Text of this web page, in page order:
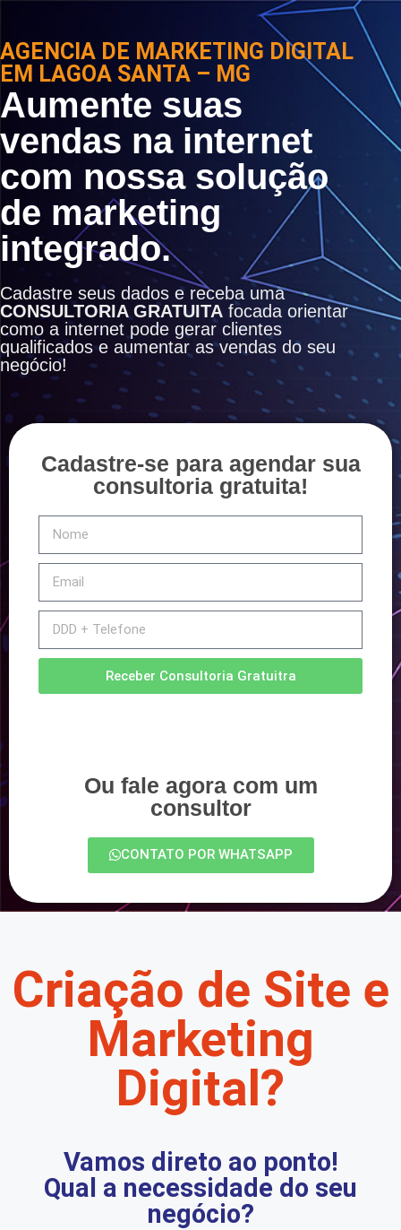
AGENCIA DE MARKETING DIGITAL
EM LAGOA SANTA – MG
Aumente suas
vendas na internet
com nossa solução
de marketing
integrado.
Cadastre seus dados e receba uma
CONSULTORIA GRATUITA focada orientar
como a internet pode gerar clientes
qualificados e aumentar as vendas do seu
negócio!
Cadastre-se para agendar sua
consultoria gratuita!
Receber Consultoria Gratuitra
Ou fale agora com um
consultor
CONTATO POR WHATSAPP
Criação de Site e
Marketing
Digital?
Vamos direto ao ponto!
Qual a necessidade do seu
negócio?